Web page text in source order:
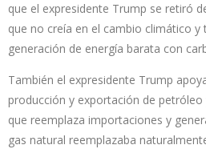
que el expresidente Trump se retiró
que no creía en el cambio climático y
generación de energía barata con
También el expresidente Trump
producción y exportación de
que reemplaza importaciones y
gas natural reemplazaba